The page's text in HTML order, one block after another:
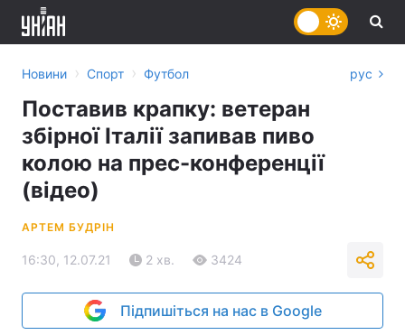
Новини › Спорт › Футбол рус
Поставив крапку: ветеран
збірної Італії запивав пиво
колою на прес-конференції
(відео)
АРТЕМ БУДРІН
16:30, 12.07.21 2 хв. 3424
Підпишіться на нас в Google